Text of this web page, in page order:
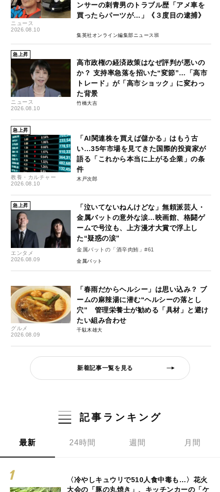
ニュース
2026.08.10
ンサーの刺青男のトラブル歴「アメ車を
買ったらパーツが…」《３度目の逮捕》
集英社オンライン編集部ニュース班
急上昇
ニュース
2026.08.10
高市政権の経済政策はなぜ評判が悪いの
か？ 支持率急落を招いた“変節”…「高市
トレード」が「高市ショック」に変わっ
た背景
竹橋大吉
急上昇
教養・カルチャー
2026.08.10
「AI関連株を買えば儲かる」はもう古
い…35年市場を見てきた国際的投資家が
語る「これから本当に上がる企業」の条
件
木戸次郎
急上昇
エンタメ
2026.08.09
「泣いてないねんけどな」無頼派芸人・
金属バットの意外な涙…映画館、格闘ゲ
ームで号泣も、上方漫才大賞で浮上し
た“疑惑の涙”
金属バットの「酒辛肉鮪」#61
金属バット
グルメ
2026.08.09
「春雨だからヘルシー」は思い込み？ ブ
ームの麻辣湯に潜む“ヘルシーの落とし
穴” 管理栄養士が勧める「具材」と避け
たい組み合わせ
千駄木雄大
新着記事一覧を見る
記事ランキング
最新 24時間 週間 月間
〈冷やしキュウリで510人食中毒も…〉花火
大会の「豚の丸焼き」、キッチンカーの「ケ